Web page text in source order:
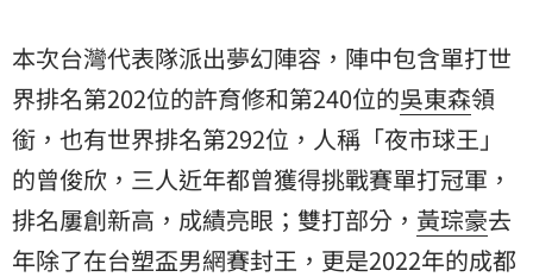
本次台灣代表隊派出夢幻陣容，陣中包含單打世
界排名第202位的許育修和第240位的吳東森領
銜，也有世界排名第292位，人稱「夜市球王」
的曾俊欣，三人近年都曾獲得挑戰賽單打冠軍，
排名屢創新高，成績亮眼；雙打部分， 黃琮豪去
年除了在台塑盃男網賽封王，更是2022年的成都